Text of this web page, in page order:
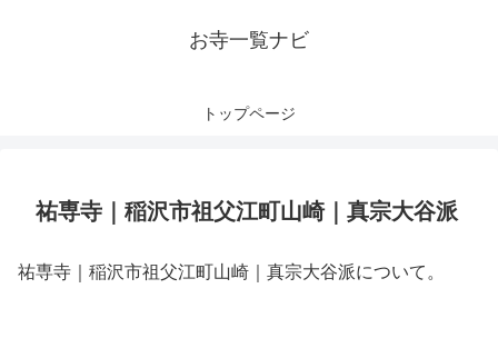
お寺一覧ナビ
トップページ
祐専寺｜稲沢市祖父江町山崎｜真宗大谷派
祐専寺｜稲沢市祖父江町山崎｜真宗大谷派について。